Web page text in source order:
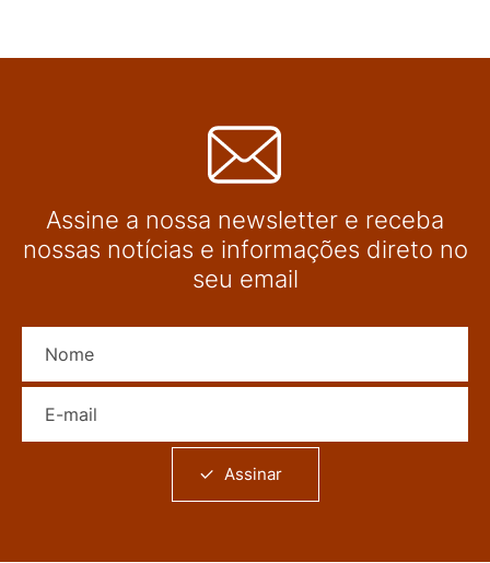
Assine a nossa newsletter e receba
nossas notícias e informações direto no
seu email
Assinar